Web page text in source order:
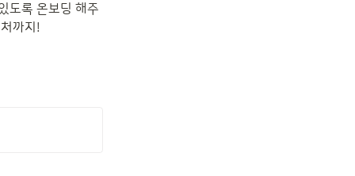
도록 온보딩 해주
까지!